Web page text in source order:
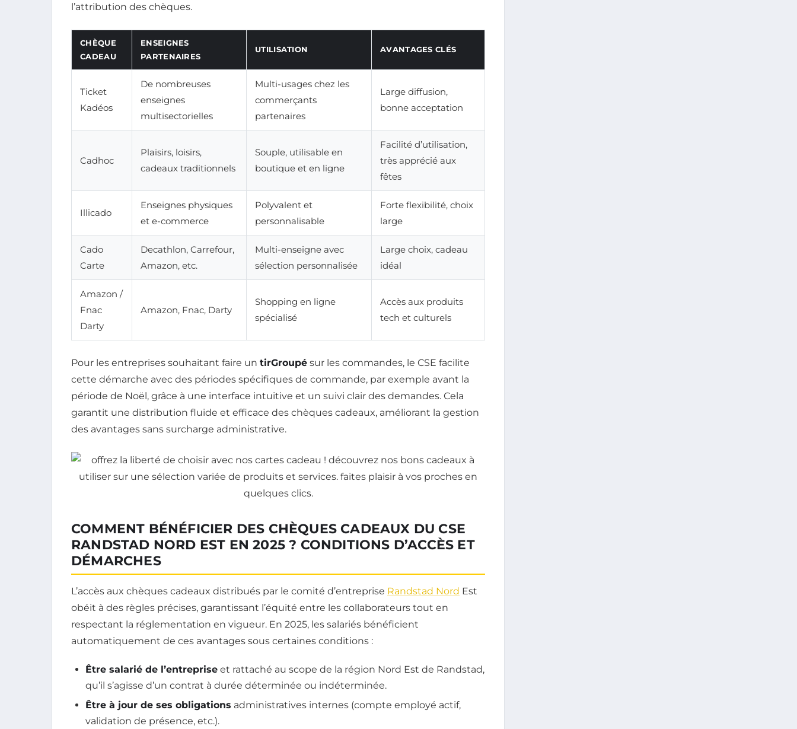
l’attribution des chèques.
CHÈQUE
CADEAU
ENSEIGNES
PARTENAIRES
UTILISATION AVANTAGES CLÉS
Ticket
Kadéos
De nombreuses
enseignes
multisectorielles
Multi-usages chez les
commerçants
partenaires
Large diffusion,
bonne acceptation
Cadhoc
Plaisirs, loisirs,
cadeaux traditionnels
Souple, utilisable en
boutique et en ligne
Facilité d’utilisation,
très apprécié aux
fêtes
Illicado
Enseignes physiques
et e-commerce
Polyvalent et
personnalisable
Forte flexibilité, choix
large
Cado
Carte
Decathlon, Carrefour,
Amazon, etc.
Multi-enseigne avec
sélection personnalisée
Large choix, cadeau
idéal
Amazon /
Fnac
Darty
Amazon, Fnac, Darty
Shopping en ligne
spécialisé
Accès aux produits
tech et culturels
Pour les entreprises souhaitant faire un tirGroupé sur les commandes, le CSE facilite
cette démarche avec des périodes spécifiques de commande, par exemple avant la
période de Noël, grâce à une interface intuitive et un suivi clair des demandes. Cela
garantit une distribution fluide et efficace des chèques cadeaux, améliorant la gestion
des avantages sans surcharge administrative.
COMMENT BÉNÉFICIER DES CHÈQUES CADEAUX DU CSE
RANDSTAD NORD EST EN 2025 ? CONDITIONS D’ACCÈS ET
DÉMARCHES
L’accès aux chèques cadeaux distribués par le comité d’entreprise Randstad Nord Est
obéit à des règles précises, garantissant l’équité entre les collaborateurs tout en
respectant la réglementation en vigueur. En 2025, les salariés bénéficient
automatiquement de ces avantages sous certaines conditions :
Être salarié de l’entreprise et rattaché au scope de la région Nord Est de Randstad,
qu’il s’agisse d’un contrat à durée déterminée ou indéterminée.
Être à jour de ses obligations administratives internes (compte employé actif,
validation de présence, etc.).